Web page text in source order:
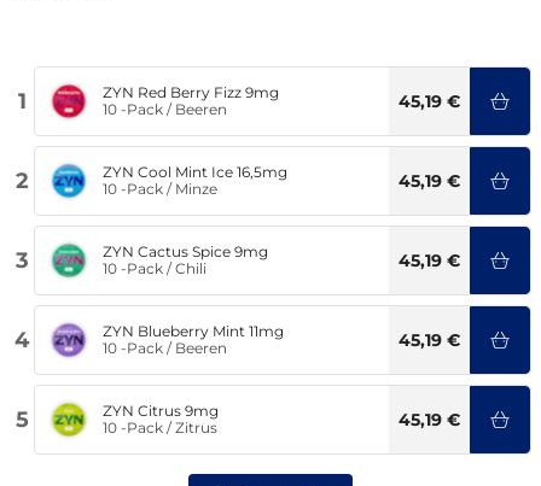
1
ZYN Red Berry Fizz 9mg
10 -Pack / Beeren 45,19 €
2
ZYN Cool Mint Ice 16,5mg
10 -Pack / Minze 45,19 €
3
ZYN Cactus Spice 9mg
10 -Pack /Chili 45,19 €
4
ZYN Blueberry Mint 11mg
10 -Pack / Beeren 45,19 €
5
ZYN Citrus 9mg
10 -Pack /Zitrus 45,19 €